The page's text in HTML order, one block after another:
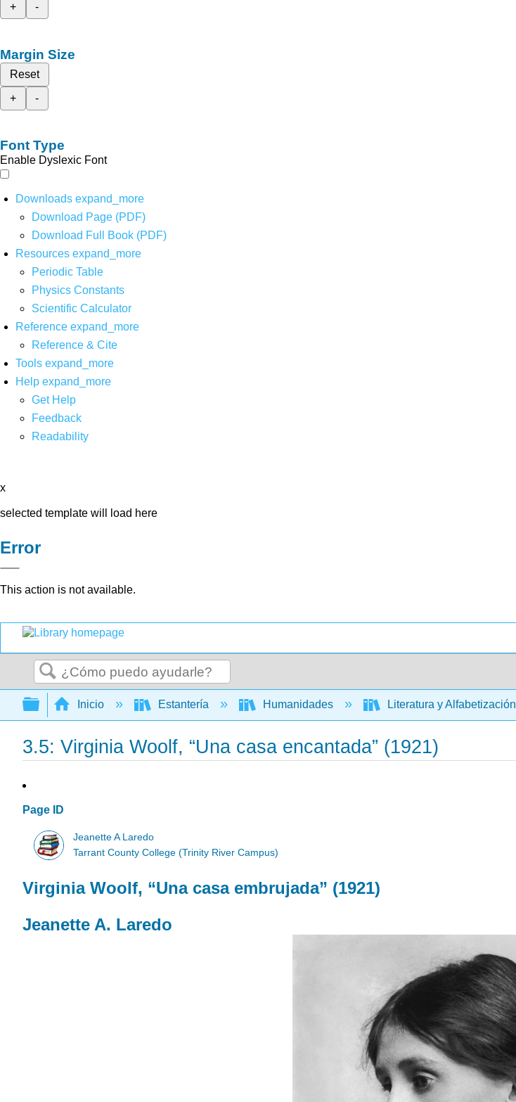
+
-
Margin Size
Reset
+
-
Font Type
Enable Dyslexic Font
Downloads expand_more
Download Page (PDF)
Download Full Book (PDF)
Resources expand_more
Periodic Table
Physics Constants
Scientific Calculator
Reference expand_more
Reference & Cite
Tools expand_more
Help expand_more
Get Help
Feedback
Readability
x
selected template will load here
Error
This action is not available.
Buscar
Expandir/contraer jerarquía global
Inicio Estantería Humanidades Literatura y Alfabetización
3.5: Virginia Woolf, “Una casa encantada” (1921)
Page ID
Jeanette A Laredo
Tarrant County College (Trinity River Campus)
Virginia Woolf, “Una casa embrujada” (1921)
Jeanette A. Laredo